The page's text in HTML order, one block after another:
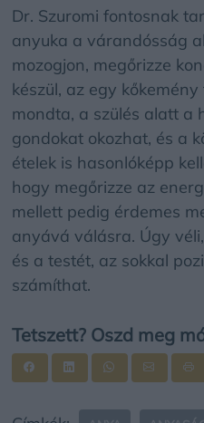
Dr. Szuromi fontosnak
anyuka a várandósság
mozogjon, megőrizze
készül, az egy
mondta, a szülés alatt a
gondokat okozhat, és a
ételek is hasonlóképp
hogy megőrizze az
mellett pedig érdemes
anyává válásra. Úgy
és a testét, az sokkal
számíthat.
Tetszett? Oszd meg